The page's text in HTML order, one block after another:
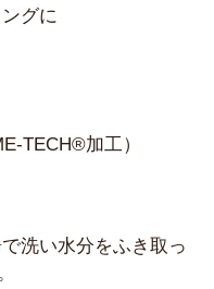
グに
TECH®加工）
洗い水分をふき取っ